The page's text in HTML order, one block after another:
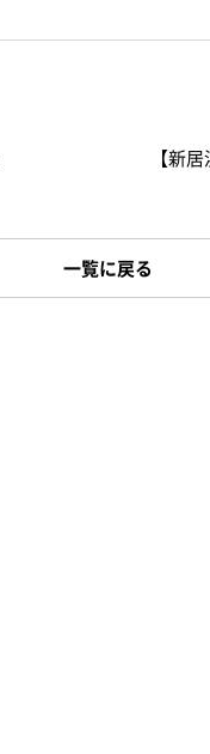
一覧に戻る